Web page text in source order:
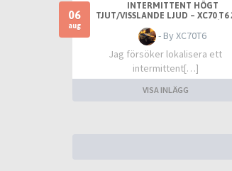
06
aug
INTERMITTENT HÖGT
TJUT/VISSLANDE LJUD – XC70 T6
FRÄMST VID VARM TOMGÅNG
- By XC70T6
Jag försöker lokalisera ett
intermittent[…]
VISA INLÄGG